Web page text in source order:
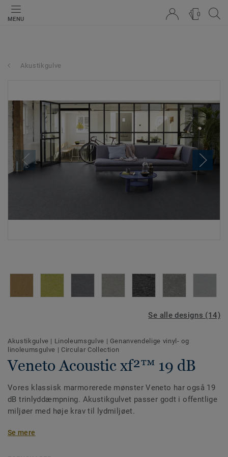
MENU
0
Akustikgulve
Se alle designs (14)
Akustikgulve | Linoleumsgulve | Genanvendelige vinyl- og
linoleumsgulve | Circular Collection
Veneto Acoustic xf²™ 19 dB
Vores klassisk marmorerede mønster Veneto har også 19
dB trinlyddæmpning. Akustikgulvet passer godt i offentlige
miljøer med høje krav til lydmiljøet.
Konstruktionen er 3,8 mm tyk i to lag: 2,5 mm linoleum og
Se mere